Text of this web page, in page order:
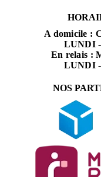
A domicile :
LUNDI
En relais :
LUNDI
NOS